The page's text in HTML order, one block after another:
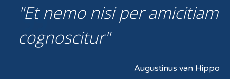
Et nemo nisi per amicitiam
cognoscitur
Augustinus van Hippo